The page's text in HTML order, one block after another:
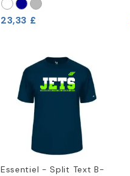
23,33 £
Essentiel - Split Text B-